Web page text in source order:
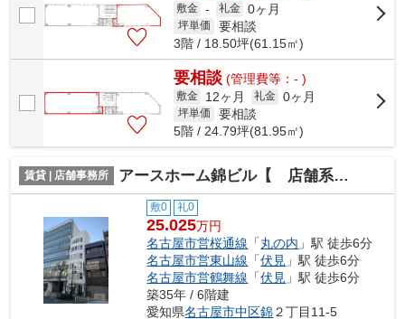
敷金 - 礼金 0ヶ月
坪単価
要相談
3階 / 18.50坪(61.15㎡)
要相談 (管理費等：- )
敷金 12ヶ月 礼金 0ヶ月
坪単価
要相談
5階 / 24.79坪(81.95㎡)
賃貸 | 店舗事務所 アースホーム錦ビル【 店舗系おすすめ 】
敷0 礼0
25.025万円
名古屋市営桜通線 「丸の内 」駅 徒歩6分
名古屋市営東山線 「伏見 」駅 徒歩6分
名古屋市営鶴舞線 「伏見 」駅 徒歩6分
築35年 / 6階建
愛知県名古屋市中区錦２丁目11-5